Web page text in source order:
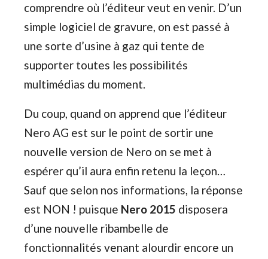
comprendre où l’éditeur veut en venir. D’un
simple logiciel de gravure, on est passé à
une sorte d’usine à gaz qui tente de
supporter toutes les possibilités
multimédias du moment.
Du coup, quand on apprend que l’éditeur
Nero AG est sur le point de sortir une
nouvelle version de Nero on se met à
espérer qu’il aura enfin retenu la leçon…
Sauf que selon nos informations, la réponse
est NON ! puisque Nero 2015 disposera
d’une nouvelle ribambelle de
fonctionnalités venant alourdir encore un